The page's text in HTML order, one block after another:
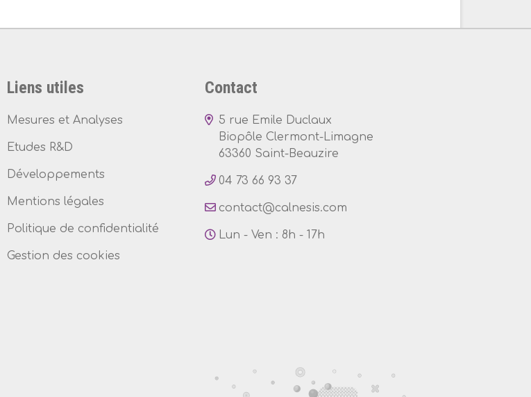
Liens utiles
Mesures et Analyses
Etudes R&D
Développements
Mentions légales
Politique de confidentialité
Gestion des cookies
Contact
5 rue Emile Duclaux
Biopôle Clermont-Limagne
63360 Saint-Beauzire
04 73 66 93 37
Lun - Ven : 8h - 17h